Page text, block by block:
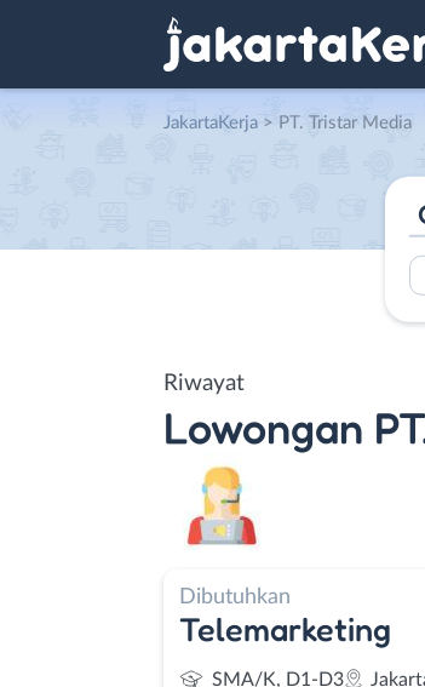
JakartaKerja > PT. Tristar Media
Riwayat
Lowongan
Dibutuhkan
Telemarketing
SMA/K, D1-D3